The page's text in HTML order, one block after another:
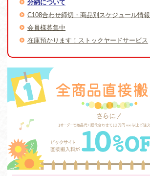
分納について
C108合わせ締切・商品別スケジュール情報
会員様募集中
在庫預かります！ストックヤードサービス